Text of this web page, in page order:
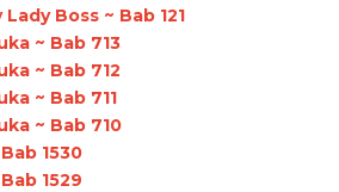
Boss ~ Bab 121
~ Bab 713
~ Bab 712
~ Bab 711
~ Bab 710
1530
1529